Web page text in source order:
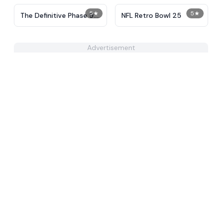
5★
The Definitive Phase 9:
Demolition
5★
NFL Retro Bowl 25
Advertisement